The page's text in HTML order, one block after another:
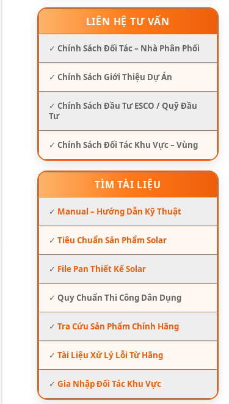
LIÊN HỆ TƯ VẤN
✓ Chính Sách Đối Tác – Nhà Phân Phối
✓ Chính Sách Giới Thiệu Dự Án
✓ Chính Sách Đầu Tư ESCO / Quỹ Đầu
Tư
✓ Chính Sách Đối Tác Khu Vực – Vùng
TÌM TÀI LIỆU
✓ Manual – Hướng Dẫn Kỹ Thuật
✓ Tiêu Chuẩn Sản Phẩm Solar
✓ File Pan Thiết Kế Solar
✓ Quy Chuẩn Thi Công Dân Dụng
✓ Tra Cứu Sản Phẩm Chính Hãng
✓ Tài Liệu Xử Lý Lỗi Từ Hãng
✓ Gia Nhập Đối Tác Khu Vực